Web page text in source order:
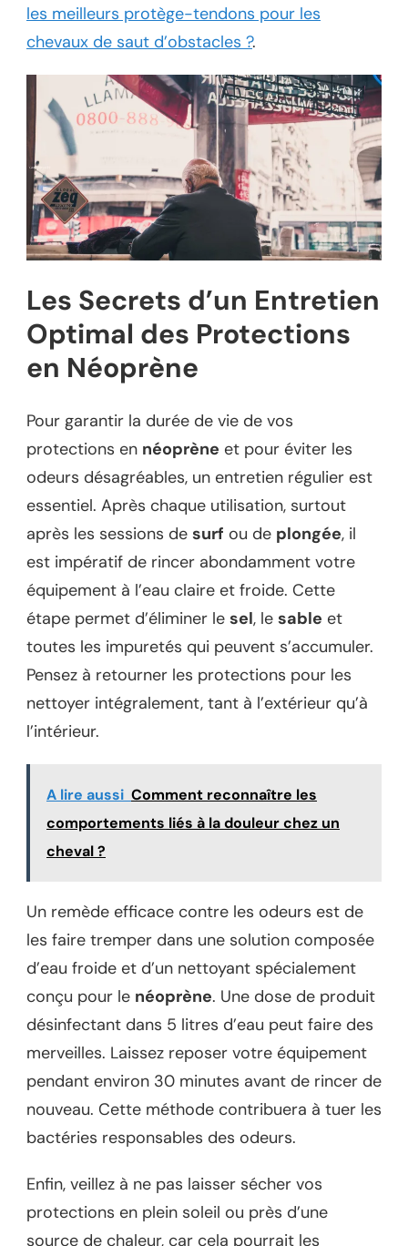
les meilleurs protège-tendons pour les
chevaux de saut d’obstacles ?.
Les Secrets d’un Entretien
Optimal des Protections
en Néoprène
Pour garantir la durée de vie de vos
protections en néoprène et pour éviter les
odeurs désagréables, un entretien régulier est
essentiel. Après chaque utilisation, surtout
après les sessions de surf ou de plongée, il
est impératif de rincer abondamment votre
équipement à l’eau claire et froide. Cette
étape permet d’éliminer le sel, le sable et
toutes les impuretés qui peuvent s’accumuler.
Pensez à retourner les protections pour les
nettoyer intégralement, tant à l’extérieur qu’à
l’intérieur.
A lire aussi Comment reconnaître les
comportements liés à la douleur chez un
cheval ?
Un remède efficace contre les odeurs est de
les faire tremper dans une solution composée
d’eau froide et d’un nettoyant spécialement
conçu pour le néoprène. Une dose de produit
désinfectant dans 5 litres d’eau peut faire des
merveilles. Laissez reposer votre équipement
pendant environ 30 minutes avant de rincer de
nouveau. Cette méthode contribuera à tuer les
bactéries responsables des odeurs.
Enfin, veillez à ne pas laisser sécher vos
protections en plein soleil ou près d’une
source de chaleur, car cela pourrait les